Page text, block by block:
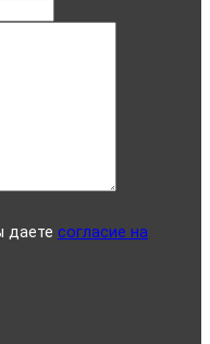
даете согласие на